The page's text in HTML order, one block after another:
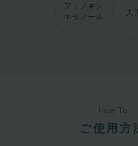
フェノキシ
エタノール
人
How To
ご使用方